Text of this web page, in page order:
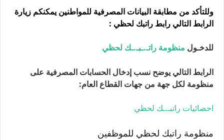
وللتأكد من مطابقة البيانات المصرفية للمواطنين يمكنكم زيارة
الرابط التالي رابط راتبك لحظي :
للدخـول منظومة راتـ.ـبـ.ـك لحظي
الرابط التالي يوضح نسب إدخال الحسابات المصرفية على
منظومة لكل جهة من جهات القطاع العام:
احصائيات راتبـ.ـك لحظي
منظومة راتبك لحظي للموظفين